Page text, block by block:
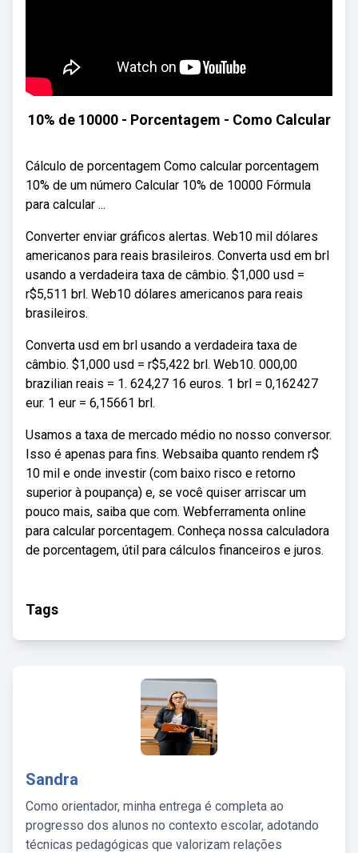
10% de 10000 - Porcentagem - Como Calcular
Cálculo de porcentagem Como calcular porcentagem
10% de um número Calcular 10% de 10000 Fórmula
para calcular ...
Converter enviar gráficos alertas. Web10 mil dólares
americanos para reais brasileiros. Converta usd em brl
usando a verdadeira taxa de câmbio. $1,000 usd =
r$5,511 brl. Web10 dólares americanos para reais
brasileiros.
Converta usd em brl usando a verdadeira taxa de
câmbio. $1,000 usd = r$5,422 brl. Web10. 000,00
brazilian reais = 1. 624,27 16 euros. 1 brl = 0,162427
eur. 1 eur = 6,15661 brl.
Usamos a taxa de mercado médio no nosso conversor.
Isso é apenas para fins. Websaiba quanto rendem r$
10 mil e onde investir (com baixo risco e retorno
superior à poupança) e, se você quiser arriscar um
pouco mais, saiba que com. Webferramenta online
para calcular porcentagem. Conheça nossa calculadora
de porcentagem, útil para cálculos financeiros e juros.
Tags
Sandra
Como orientador, minha entrega é completa ao
progresso dos alunos no contexto escolar, adotando
técnicas pedagógicas que valorizam relações